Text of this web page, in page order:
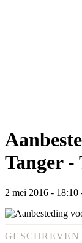
Tanger -
2 mei 2016 - 18:10
GESCHREVEN